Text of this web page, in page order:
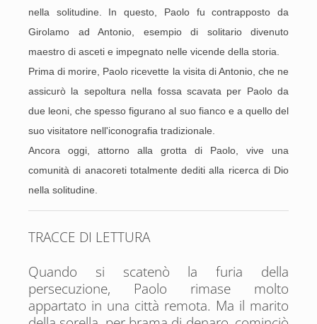
nella solitudine. In questo, Paolo fu contrapposto da
Girolamo ad Antonio, esempio di solitario divenuto
maestro di asceti e impegnato nelle vicende della storia.
Prima di morire, Paolo ricevette la visita di Antonio, che ne
assicurò la sepoltura nella fossa scavata per Paolo da
due leoni, che spesso figurano al suo fianco e a quello del
suo visitatore nell'iconografia tradizionale.
Ancora oggi, attorno alla grotta di Paolo, vive una
comunità di anacoreti totalmente dediti alla ricerca di Dio
nella solitudine.
TRACCE DI LETTURA
Quando si scatenò la furia della
persecuzione, Paolo rimase molto
appartato in una città remota. Ma il marito